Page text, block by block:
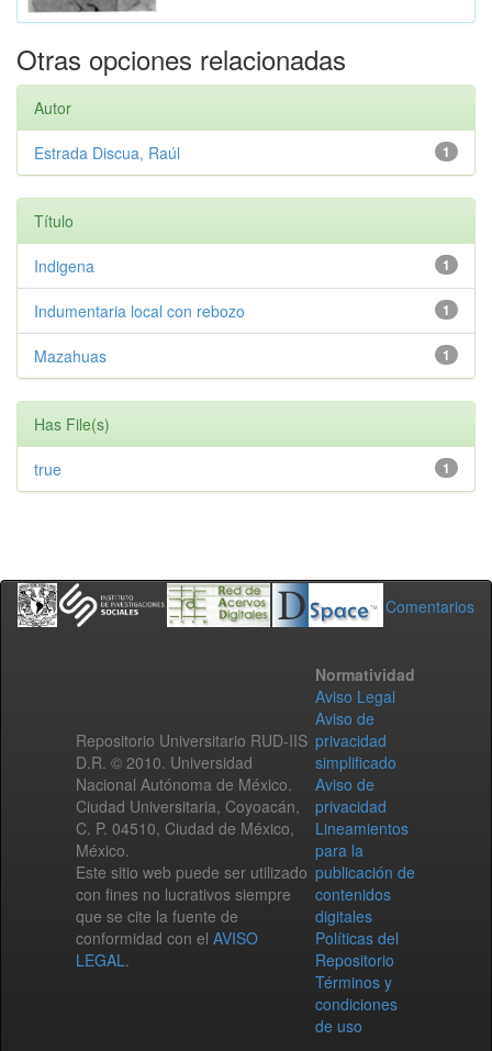
Otras opciones relacionadas
Autor
1
Estrada Discua, Raúl
Título
1
Indigena
1
Indumentaria local con rebozo
1
Mazahuas
Has File(s)
1
true
Comentarios
Repositorio Universitario RUD-IIS
D.R. © 2010. Universidad
Nacional Autónoma de México.
Ciudad Universitaria, Coyoacán,
C. P. 04510, Ciudad de México,
México.
Este sitio web puede ser utilizado
con fines no lucrativos siempre
que se cite la fuente de
conformidad con el AVISO
LEGAL.
Normatividad
Aviso Legal
Aviso de
privacidad
simplificado
Aviso de
privacidad
Lineamientos
para la
publicación de
contenidos
digitales
Políticas del
Repositorio
Términos y
condiciones
de uso